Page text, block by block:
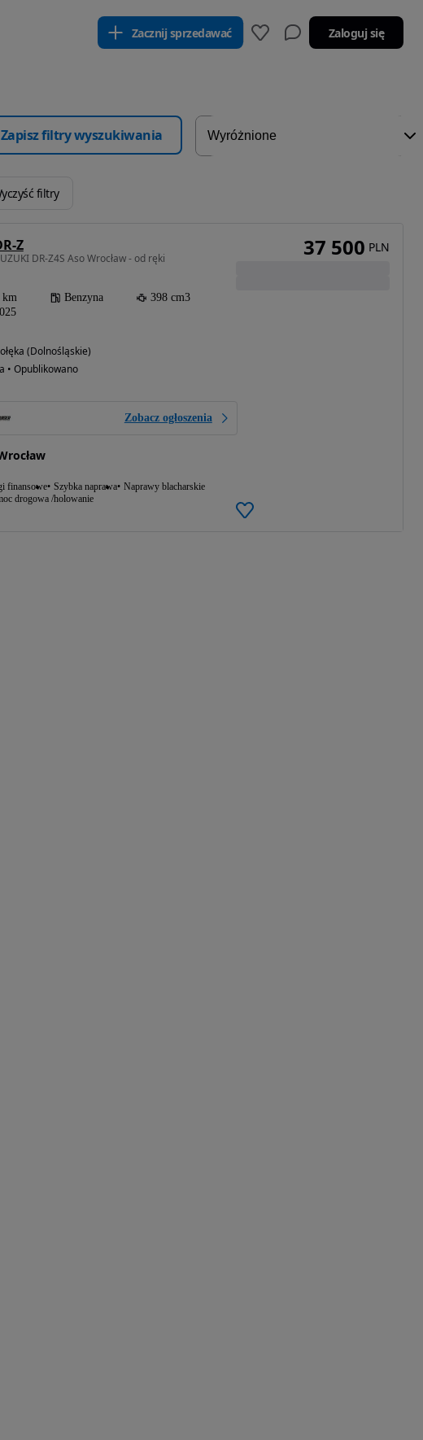
Zacznij sprzedawać Zaloguj się
Zapisz filtry wyszukiwania
filtry
Z
DR-Z4S Aso Wrocław - od ręki
km Benzyna
398 cm3
(Dolnośląskie)
• Opublikowano
Zobacz ogłoszenia
finansowe Szybka naprawa Naprawy blacharskie
drogowa /holowanie
37 500 PLN